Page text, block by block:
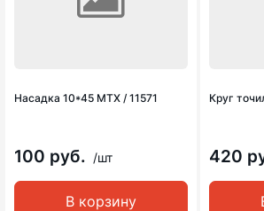
Насадка 10*45 MTX / 11571
100 руб. /шт
В корзину
Круг
420